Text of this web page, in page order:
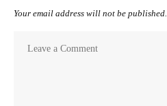
Your email address will not be published.